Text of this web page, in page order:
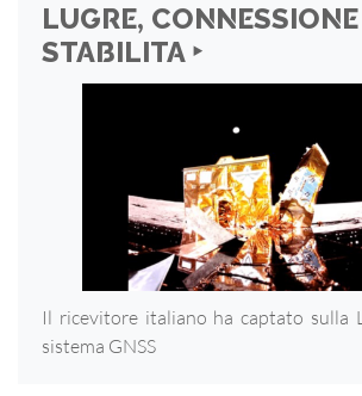
LUGRE, CONNESSIONE
STABILITA ‣
Il ricevitore italiano ha captato sulla
sistema GNSS